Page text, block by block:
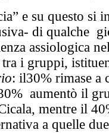
e su questo si
di qualche
assiologica
i gruppi,
: il30% rimase a
aumentò il
mentre il
a quelle